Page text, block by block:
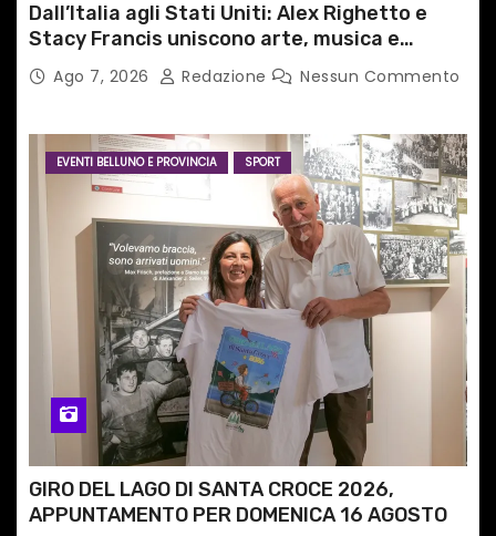
Dall’Italia agli Stati Uniti: Alex Righetto e
Stacy Francis uniscono arte, musica e
tecnologia in un nuovo progetto
internazionale”
Ago 7, 2026 Redazione Nessun Commento
EVENTI BELLUNO E PROVINCIA SPORT
GIRO DEL LAGO DI SANTA CROCE 2026,
APPUNTAMENTO PER DOMENICA 16 AGOSTO